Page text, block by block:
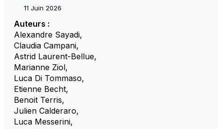
11 Juin 2026
Auteurs :
Alexandre Sayadi,
Claudia Campani,
Astrid Laurent-Bellue,
Marianne Ziol,
Luca Di Tommaso,
Etienne Becht,
Benoit Terris,
Julien Calderaro,
Luca Messerini,